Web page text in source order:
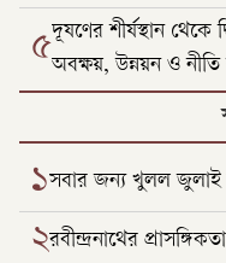
৫দূষণের শীর্ষস্থান থেকে
অবক্ষয়, উন্নয়ন ও নীতি
১সবার জন্য খুলল জুলাই
২রবীন্দ্রনাথের